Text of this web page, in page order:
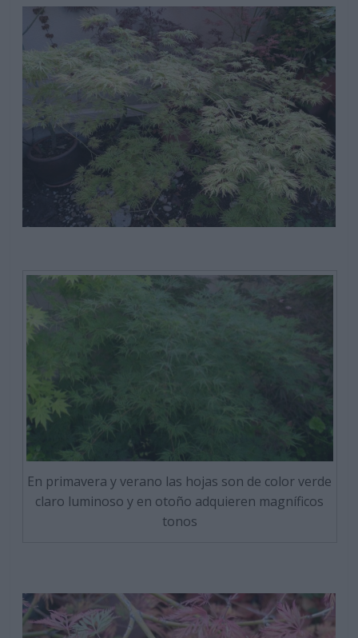
En primavera y verano las hojas son de color verde
claro luminoso y en otoño adquieren magníficos
tonos